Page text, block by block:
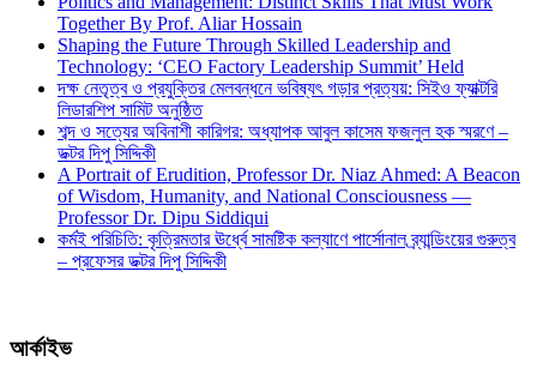
Together By Prof. Aliar Hossain
Shaping the Future Through Skilled Leadership and
Technology: ‘CEO Factory Leadership Summit’ Held
দক্ষ নেতৃত্ব ও প্রযুক্তির মেলবন্ধনে ভবিষ্যৎ গড়ার প্রত্যয়: সিইও ফ্যাক্টরি
লিডারশিপ সামিট অনুষ্ঠিত
শব্দ ও সত্যের অবিনাশী কারিগর: অধ্যাপক আবুল কাসেম ফজলুল হক স্মরণে –
ডক্টর দিপু সিদ্দিকী
A Portrait of Erudition, Professor Dr. Niaz Ahmed: A Beacon
of Wisdom, Humanity, and National Consciousness —
Professor Dr. Dipu Siddiqui
কর্মই পরিচিতি: কৃত্রিমতার ঊর্ধ্বে সামষ্টিক কল্যাণে পার্সোনাল ব্র্যান্ডিংয়ের গুরুত্ব
– প্রফেসর ডক্টর দিপু সিদ্দিকী
আর্কাইভ